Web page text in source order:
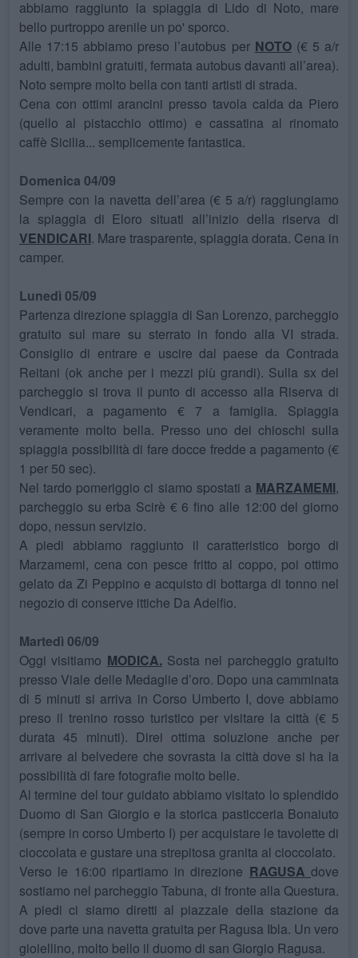
abbiamo raggiunto la spiaggia di Lido di Noto, mare
bello purtroppo arenile un po' sporco.
Alle 17:15 abbiamo preso l’autobus per NOTO(€ 5 a/r
adulti, bambini gratuiti, fermata autobus davanti all’area).
Noto sempre molto bella con tanti artisti di strada.
Cena con ottimi arancini presso tavola calda da Piero
(quello al pistacchio ottimo) e cassatina al rinomato
caffè Sicilia... semplicemente fantastica.
Domenica 04/09
Sempre con la navetta dell’area (€ 5 a/r) raggiungiamo
la spiaggia di Eloro situati all’inizio della riserva di
VENDICARI. Mare trasparente, spiaggia dorata. Cena in
camper.
Lunedì 05/09
Partenza direzione spiaggia di San Lorenzo, parcheggio
gratuito sul mare su sterrato in fondo alla VI strada.
Consiglio di entrare e uscire dal paese da Contrada
Reitani (ok anche per i mezzi più grandi). Sulla sx del
parcheggio si trova il punto di accesso alla Riserva di
Vendicari, a pagamento € 7 a famiglia. Spiaggia
veramente molto bella. Presso uno dei chioschi sulla
spiaggia possibilità di fare docce fredde a pagamento (€
1 per 50 sec).
Nel tardo pomeriggio ci siamo spostati a MARZAMEMI,
parcheggio su erba Scirè € 6 fino alle 12:00 del giorno
dopo, nessun servizio.
A piedi abbiamo raggiunto il caratteristico borgo di
Marzamemi, cena con pesce fritto al coppo, poi ottimo
gelato da Zi Peppino e acquisto di bottarga di tonno nel
negozio di conserve ittiche Da Adelfio.
Martedì 06/09
Oggi visitiamo MODICA.Sosta nel parcheggio gratuito
presso Viale delle Medaglie d’oro. Dopo una camminata
di 5 minuti si arriva in Corso Umberto I, dove abbiamo
preso il trenino rosso turistico per visitare la città (€ 5
durata 45 minuti). Direi ottima soluzione anche per
arrivare al belvedere che sovrasta la città dove si ha la
possibilità di fare fotografie molto belle.
Al termine del tour guidato abbiamo visitato lo splendido
Duomo di San Giorgio e la storica pasticceria Bonaiuto
(sempre in corso Umberto I) per acquistare le tavolette di
cioccolata e gustare una strepitosa granita al cioccolato.
Verso le 16:00 ripartiamo in direzione RAGUSAdove
sostiamo nel parcheggio Tabuna, di fronte alla Questura.
A piedi ci siamo diretti al piazzale della stazione da
dove parte una navetta gratuita per Ragusa Ibla. Un vero
gioiellino, molto bello il duomo di san Giorgio Ragusa.